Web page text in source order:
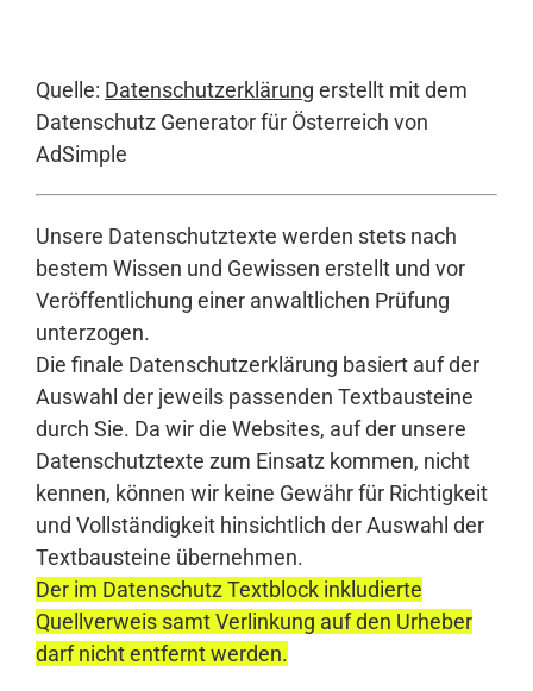
Quelle: Datenschutzerklärung erstellt mit dem
Datenschutz Generator für Österreich von
AdSimple
Unsere Datenschutztexte werden stets nach
bestem Wissen und Gewissen erstellt und vor
Veröffentlichung einer anwaltlichen Prüfung
unterzogen.
Die finale Datenschutzerklärung basiert auf der
Auswahl der jeweils passenden Textbausteine
durch Sie. Da wir die Websites, auf der unsere
Datenschutztexte zum Einsatz kommen, nicht
kennen, können wir keine Gewähr für Richtigkeit
und Vollständigkeit hinsichtlich der Auswahl der
Textbausteine übernehmen.
Der im Datenschutz Textblock inkludierte
Quellverweis samt Verlinkung auf den Urheber
darf nicht entfernt werden.